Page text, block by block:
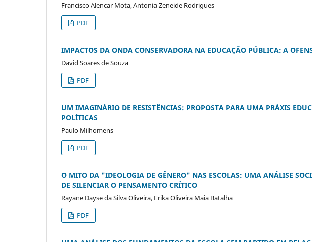
Francisco Alencar Mota, Antonia Zeneide Rodrigues
PDF
IMPACTOS DA ONDA CONSERVADORA NA EDUCAÇÃO PÚBLICA: A
David Soares de Souza
PDF
UM IMAGINÁRIO DE RESISTÊNCIAS: PROPOSTA PARA UMA PRÁXIS
POLÍTICAS
Paulo Milhomens
PDF
O MITO DA "IDEOLOGIA DE GÊNERO" NAS ESCOLAS: UMA ANÁLISE
DE SILENCIAR O PENSAMENTO CRÍTICO
Rayane Dayse da Silva Oliveira, Erika Oliveira Maia Batalha
PDF